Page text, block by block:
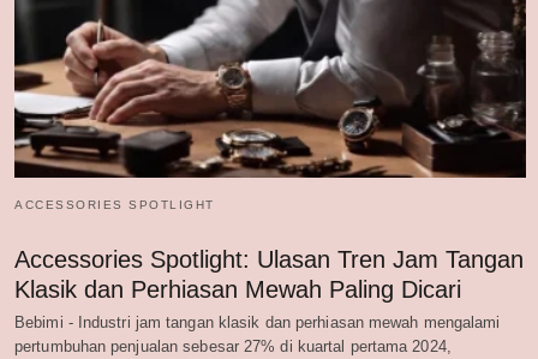
ACCESSORIES SPOTLIGHT
Accessories Spotlight: Ulasan Tren Jam Tangan
Klasik dan Perhiasan Mewah Paling Dicari
Bebimi - Industri jam tangan klasik dan perhiasan mewah mengalami
pertumbuhan penjualan sebesar 27% di kuartal pertama 2024,